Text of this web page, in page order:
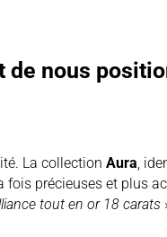
de nous
La collectionAura ,
fois précieuses et plus
tout en or 18 carats